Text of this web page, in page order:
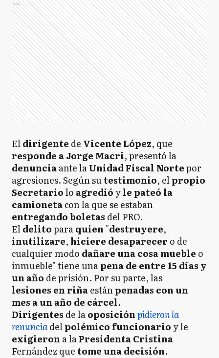
Ads
Eldirigente de Vicente López, que
responde a Jorge Macri, presentó la
denunciaante laUnidad Fiscal Nortepor
agresiones. Según sutestimonio, elpropio
Secretariolo agredió yle pateó la
camionetacon la que se estaban
entregando boletas del PRO.
Eldelitoparaquien "destruyere,
inutilizare, hiciere desaparecer o de
cualquier modo dañare una cosa mueble o
inmueble" tiene unapena de entre 15 días y
un año de prisión. Por su parte, las
lesiones en riñaestánpenadas con un
mes a un año de cárcel.
Dirigentes de laoposiciónpidieron la
renunciadelpolémico funcionario y le
exigieron a laPresidentaCristina
Fernández que tome una decisión.